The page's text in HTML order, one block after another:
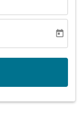
today